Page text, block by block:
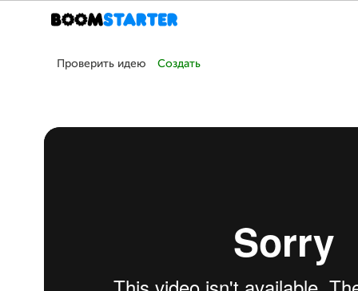
Проверить идею Создать